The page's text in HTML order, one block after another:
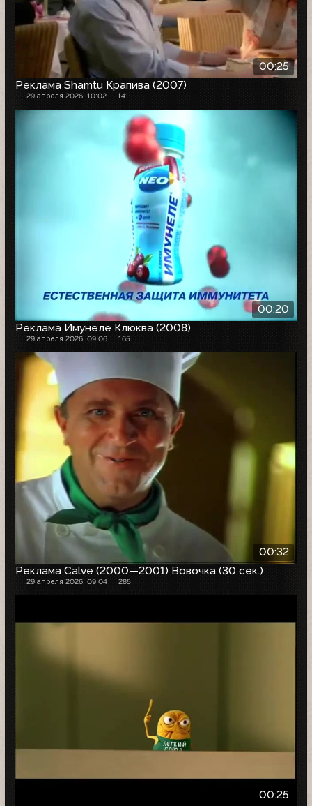
00:25
Реклама Shamtu Крапива (2007)
29 апреля 2026, 10:02 141
00:20
Реклама Имунеле Клюква (2008)
29 апреля 2026, 09:06 165
00:32
Реклама Calve (2000—2001) Вовочка (30 сек.)
29 апреля 2026, 09:04 285
00:25